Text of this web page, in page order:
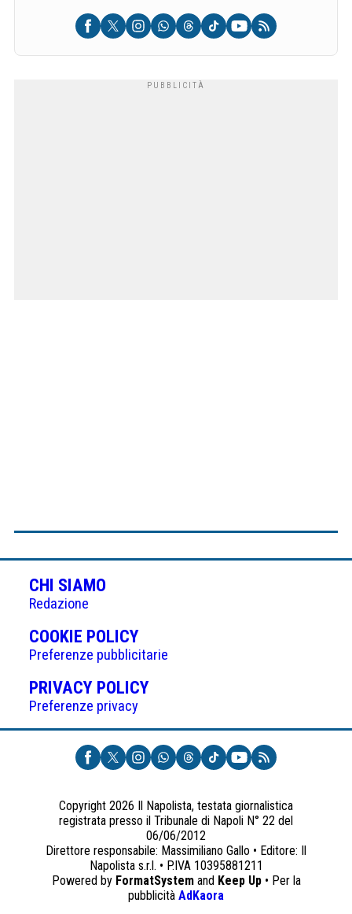
CHI SIAMO
Redazione
COOKIE POLICY(APRE
IN
UNA
NUOVA
Preferenze pubblicitarie
PRIVACY POLICY(APRE
UNA
NUOVA
SCHEDA)
Preferenze privacy
Copyright 2026 Il Napolista, testata giornalistica
registrata presso il Tribunale di Napoli N° 22 del
06/06/2012
Direttore responsabile: Massimiliano Gallo • Editore: Il
Napolista s.r.l. • P.IVA 10395881211
Powered by FormatSystemand Keep Up• Per la
pubblicità AdKaora